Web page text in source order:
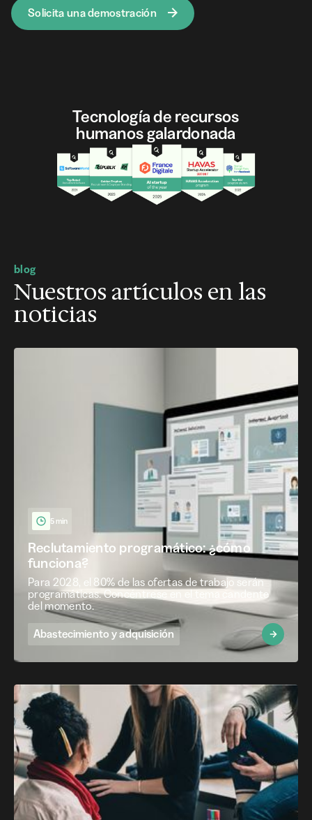
Solicita una demostración
Tecnología de recursos
humanos galardonada
blog
Nuestros artículos en las
noticias
5 min
Reclutamiento programático: ¿cómo
funciona?
Para 2028, el 80% de las ofertas de trabajo serán
programáticas. Concéntrese en el tema candente
del momento.
Abastecimiento y adquisición